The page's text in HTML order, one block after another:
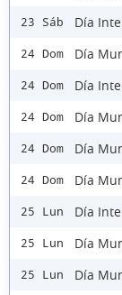
23 Sáb Día
24 Dom Día
24 Dom Día
24 Dom Día
24 Dom Día
24 Dom Día
25 Lun Día
25 Lun Día
25 Lun Día